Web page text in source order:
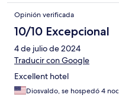
porque es lo único decente
faltó decir que solo tiene 1
tuvimos que comes lo
y siguen publicitando el
mencioné anteriormente.
pero eso no quita el hecho
Desafortunadamente no
reembolso y tuvimos que
Opinión verificada
10/10 Excepcional
4 de julio de 2024
Traducir con Google
Excellent hotel
Diosvaldo, se hospedó 4